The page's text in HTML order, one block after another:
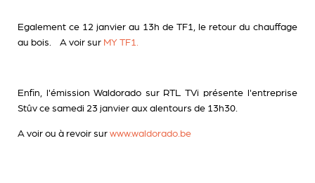
Egalement ce 12 janvier au 13h de TF1, le retour du chauffage
au bois. A voir sur MY TF1.
Enfin, l'émission Waldorado sur RTL TVi présente l'entreprise
Stûv ce samedi 23 janvier aux alentours de 13h30.
A voir ou à revoir sur www.waldorado.be